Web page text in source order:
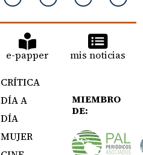
e-papper mis noticias
CRÍTICA
DÍA A
DÍA
MUJER
MIEMBRO
DE: